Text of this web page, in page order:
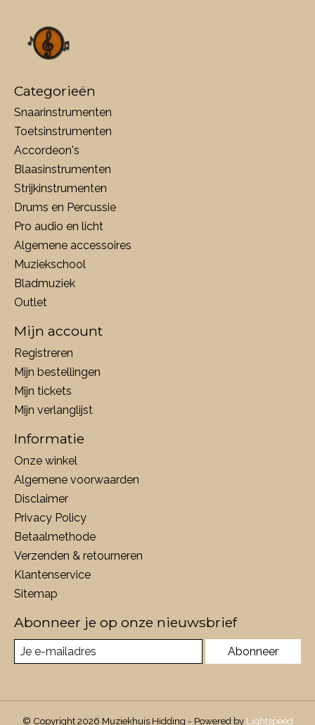
Categorieën
Snaarinstrumenten
Toetsinstrumenten
Accordeon's
Blaasinstrumenten
Strijkinstrumenten
Drums en Percussie
Pro audio en licht
Algemene accessoires
Muziekschool
Bladmuziek
Outlet
Mijn account
Registreren
Mijn bestellingen
Mijn tickets
Mijn verlanglijst
Informatie
Onze winkel
Algemene voorwaarden
Disclaimer
Privacy Policy
Betaalmethode
Verzenden & retourneren
Klantenservice
Sitemap
Abonneer je op onze nieuwsbrief
Abonneer
© Copyright 2026 Muziekhuis Hidding - Powered by Lightspeed